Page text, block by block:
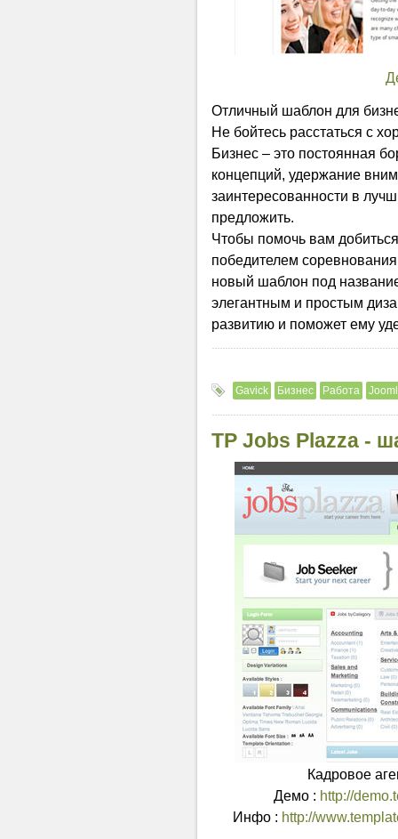
Отличный шаблон для
Не бойтесь расстаться с
Бизнес – это постоянная
концепций, удержание
заинтересованности в
предложить.
Чтобы помочь вам
победителем
новый шаблон под
элегантным и простым
развитию и поможет ему
Gavick Бизнес Работа
TP Jobs Plazza -
Кадровое
Демо : http://
Инфо : http://